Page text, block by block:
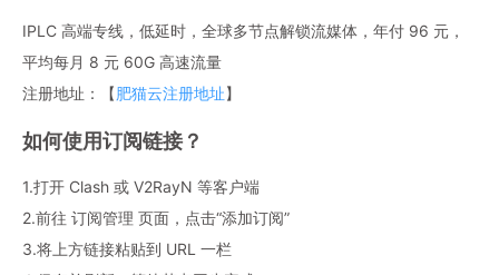
IPLC 高端专线，低延时，全球多节点解锁流媒体，年付 96 元，
平均每月 8 元 60G 高速流量
注册地址：【肥猫云注册地址】
如何使用订阅链接？
1.打开 Clash 或 V2RayN 等客户端
2.前往 订阅管理 页面，点击“添加订阅”
3.将上方链接粘贴到 URL 一栏